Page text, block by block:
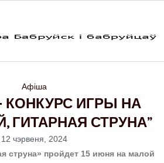
Афіша
КОНКУРС ИГРЫ НА
ГИТАРНАЯ СТРУНА”
12 чэрвеня, 2024
струна» пройдет 15 июня на малой